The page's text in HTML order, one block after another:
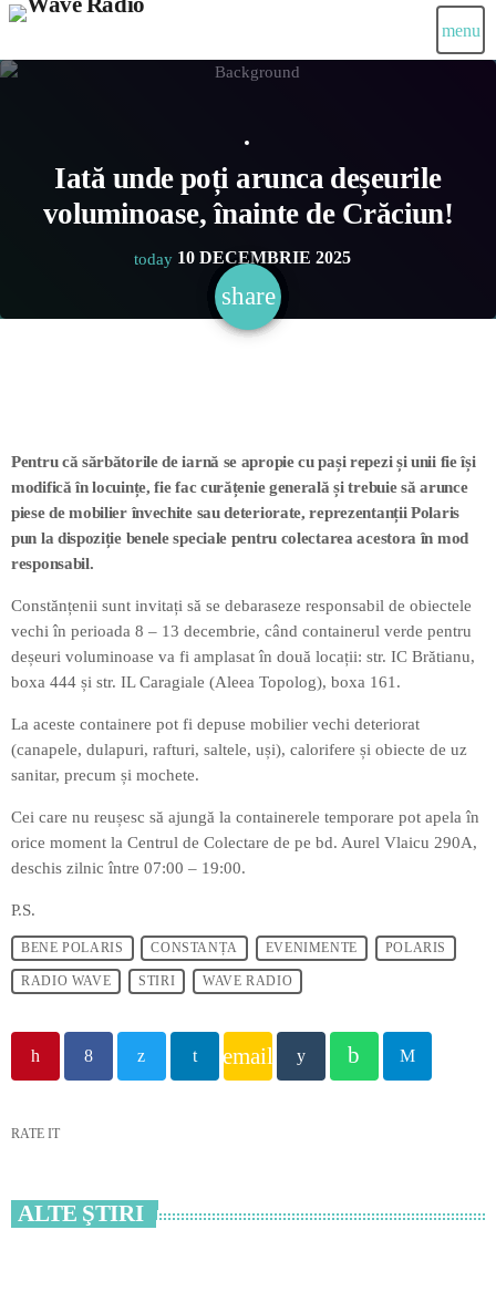
menu
Iată unde poți arunca deșeurile
voluminoase, înainte de Crăciun!
today 10 DECEMBRIE 2025
share
email
Pentru că sărbătorile de iarnă se apropie cu pași repezi și unii fie își
modifică în locuințe, fie fac curățenie generală și trebuie să arunce
piese de mobilier învechite sau deteriorate, reprezentanții Polaris
pun la dispoziție benele speciale pentru colectarea acestora în mod
responsabil.
Constănțenii sunt invitați să se debaraseze responsabil de obiectele
vechi în perioada 8 – 13 decembrie, când containerul verde pentru
deșeuri voluminoase va fi amplasat în două locații: str. IC Brătianu,
boxa 444 și str. IL Caragiale (Aleea Topolog), boxa 161.
La aceste containere pot fi depuse mobilier vechi deteriorat
(canapele, dulapuri, rafturi, saltele, uși), calorifere și obiecte de uz
sanitar, precum și mochete.
Cei care nu reușesc să ajungă la containerele temporare pot apela în
orice moment la Centrul de Colectare de pe bd. Aurel Vlaicu 290A,
deschis zilnic între 07:00 – 19:00.
P.S.
BENE POLARIS CONSTANȚA EVENIMENTE POLARIS
RADIO WAVE STIRI WAVE RADIO
email
RATE IT
ALTE ŞTIRI